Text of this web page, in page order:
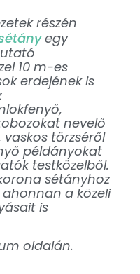
részén
egy
10 m-es
erdejének is
nevelő
törzséről
példányokat
testközelből.
sétányhoz
a közeli
is
oldalán.